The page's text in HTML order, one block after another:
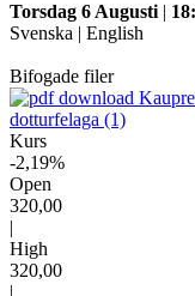
Torsdag 6 Augusti |
Svenska | English
Bifogade filer
dotturfelaga (1)
Kurs
-2,19%
Open
320,00
|
High
320,00
|